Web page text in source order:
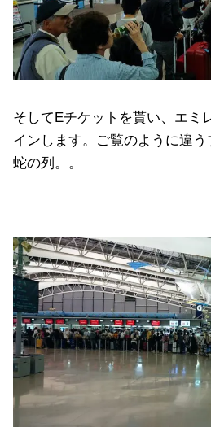
そしてEチケットを貰い、エミ
インします。ご覧のように違
蛇の列。。